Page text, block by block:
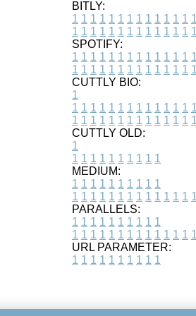
BITLY:
1 1 1 1 1 1 1 1 1 1 1 1 1 1
1 1 1 1 1 1 1 1 1 1 1 1 1 1
SPOTIFY:
1 1 1 1 1 1 1 1 1 1 1 1 1 1
1 1 1 1 1 1 1 1 1 1 1 1 1 1
CUTTLY BIO:
1
1 1 1 1 1 1 1 1 1 1 1 1 1 1
1 1 1 1 1 1 1 1 1 1 1 1 1 1
CUTTLY OLD:
1
1 1 1 1 1 1 1 1 1 1
MEDIUM:
1 1 1 1 1 1 1 1 1 1
1 1 1 1 1 1 1 1 1 1 1 1 1 1
PARALLELS:
1 1 1 1 1 1 1 1 1 1
1 1 1 1 1 1 1 1 1 1 1 1 1 1
URL PARAMETER:
1 1 1 1 1 1 1 1 1 1